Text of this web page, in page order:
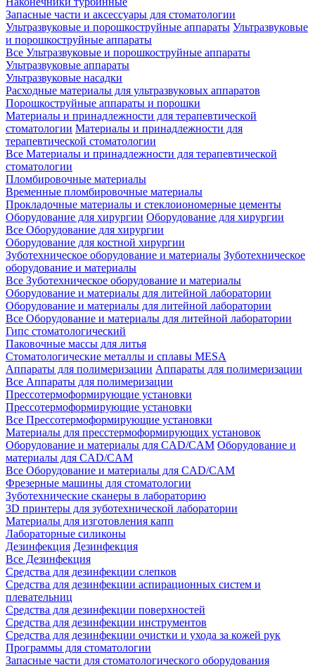
Запасные части и аксессуары для стоматологии
Ультразвуковые и порошкоструйные аппараты Ультразвуковые
и порошкоструйные аппараты
Все Ультразвуковые и порошкоструйные аппараты
Ультразвуковые аппараты
Ультразвуковые насадки
Расходные материалы для ультразвуковых аппаратов
Порошкоструйные аппараты и порошки
Материалы и принадлежности для терапевтической
стоматологии Материалы и принадлежности для
терапевтической стоматологии
Все Материалы и принадлежности для терапевтической
стоматологии
Пломбировочные материалы
Временные пломбировочные материалы
Прокладочные материалы и стеклоиономерные цементы
Оборудование для хирургии Оборудование для хирургии
Все Оборудование для хирургии
Оборудование для костной хирургии
Зуботехническое оборудование и материалы Зуботехническое
оборудование и материалы
Все Зуботехническое оборудование и материалы
Оборудование и материалы для литейной лаборатории
Оборудование и материалы для литейной лаборатории
Все Оборудование и материалы для литейной лаборатории
Гипс стоматологический
Паковочные массы для литья
Стоматологические металлы и сплавы MESA
Аппараты для полимеризации Аппараты для полимеризации
Все Аппараты для полимеризации
Прессотермоформирующие установки
Прессотермоформирующие установки
Все Прессотермоформирующие установки
Материалы для пресстермоформирующих установок
Оборудование и материалы для CAD/CAM Оборудование и
материалы для CAD/CAM
Все Оборудование и материалы для CAD/CAM
Фрезерные машины для стоматологии
Зуботехнические сканеры в лабораторию
3D принтеры для зуботехнической лаборатории
Материалы для изготовления капп
Лабораторные силиконы
Дезинфекция Дезинфекция
Все Дезинфекция
Средства для дезинфекции слепков
Средства для дезинфекции аспирационных систем и
плевательниц
Средства для дезинфекции поверхностей
Средства для дезинфекции инструментов
Средства для дезинфекции очистки и ухода за кожей рук
Программы для стоматологии
Запасные части для стоматологического оборудования